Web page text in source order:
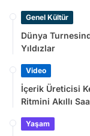
Genel Kültür
Dünya
Yıldızlar
Video
İçerik Üreticisi
Ritmini Akıllı
Yaşam